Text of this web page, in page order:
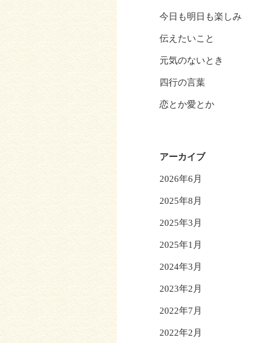
今日も明日も楽しみ
伝えたいこと
元気のないとき
四行の言葉
恋とか愛とか
アーカイブ
2026年6月
2025年8月
2025年3月
2025年1月
2024年3月
2023年2月
2022年7月
2022年2月